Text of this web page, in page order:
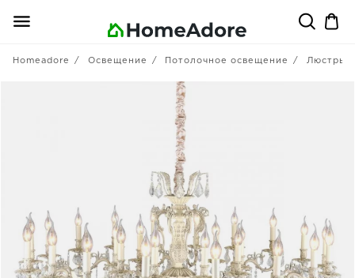
Homeadore Освещение Потолочное освещение Люстры